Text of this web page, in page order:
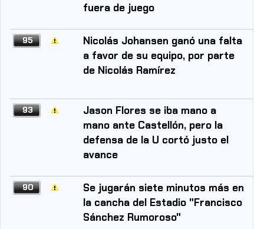
fuera de juego
95
Nicolás Johansen ganó una falta
a favor de su equipo, por parte
de Nicolás Ramírez
93
Jason Flores se iba mano a
mano ante Castellón, pero la
defensa de la U cortó justo el
avance
90
Se jugarán siete minutos más en
la cancha del Estadio "Francisco
Sánchez Rumoroso"